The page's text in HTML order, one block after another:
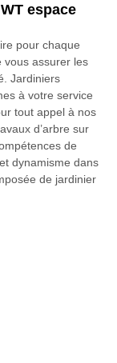
espace
pour chaque
vous assurer les
Jardiniers
à votre service
tout appel à nos
d’arbre sur
de
dynamisme dans
de jardinier